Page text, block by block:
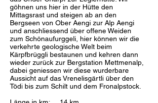
göhnen uns hier in der Hütte den
Mittagsrast und steigen ab an den
Bergseen von Ober Aengi zur Alp Aengi
und anschliessend über offene Weiden
zum Schönaufurggeli, hier können wir die
verkehrte geologische Welt beim
Kärpfbrüggli bestaunen und kehren dann
wieder zurück zur Bergstation Mettmenalp,
dabei geniessen wir diese wurderbare
Aussicht auf das Vrenelisgärtli über den
Tödi bis zum Schilt und dem Fronalpstock.